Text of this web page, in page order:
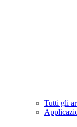
Tutti gli